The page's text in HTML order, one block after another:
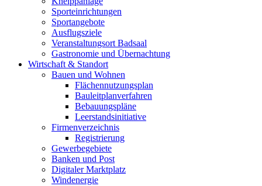
Sporteinrichtungen
Sportangebote
Ausflugsziele
Veranstaltungsort Badsaal
Gastronomie und Übernachtung
Wirtschaft & Standort
Bauen und Wohnen
Flächennutzungsplan
Bauleitplanverfahren
Bebauungspläne
Leerstandsinitiative
Firmenverzeichnis
Registrierung
Gewerbegebiete
Banken und Post
Digitaler Marktplatz
Windenergie